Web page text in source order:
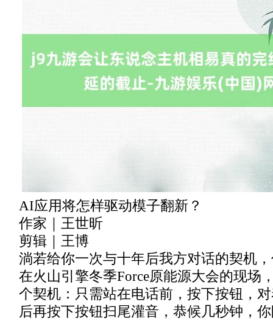
AI应用将怎样驱动模子翻新？
作家｜王世昕‍‍‍
剪辑｜王博‍‍‍‍‍‍
淌若给你一次与十年后我方对话的契机
在火山引擎冬季Force原能源大会的现场
个契机：只需站在电话前，按下按钮，
后再按下按钮扫尾灌音，恭候几秒钟，